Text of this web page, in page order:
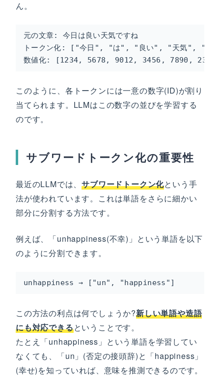
ん。
元の文章: 今日は良い天気ですね
トークン化: ["今日", "は", "良い", "天気", "で
数値化: [1234, 5678, 9012, 3456, 7890, 2345]
このように、各トークンには一意の数字(ID)が割り
当てられます。LLMはこの数字の並びを学習する
のです。
サブワードトークン化の重要性
最近のLLMでは、サブワードトークン化という手
法が使われています。これは単語をさらに細かい
部分に分割する方法です。
例えば、「unhappiness(不幸)」という単語を以下
のように分割できます。
unhappiness → ["un", "happiness"]
この方法の利点は何でしょうか?新しい単語や造語
にも対応できるということです。
たとえ「unhappiness」という単語を学習してい
なくても、「un」(否定の接頭辞)と「happiness」
(幸せ)を知っていれば、意味を推測できるのです。